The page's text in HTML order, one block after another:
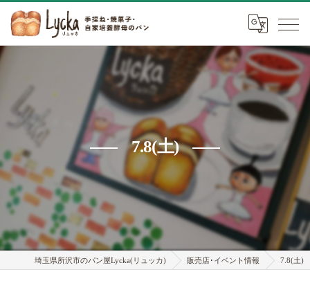
7.8(土)
埼玉県所沢市のパン屋Lycka(リュッカ) 販売店･イベント情報 7.8(土)